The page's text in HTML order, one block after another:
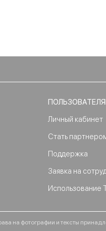
Личный кабинет
Стать
Поддержка
Заявка на
Использование
на фотографии и тексты